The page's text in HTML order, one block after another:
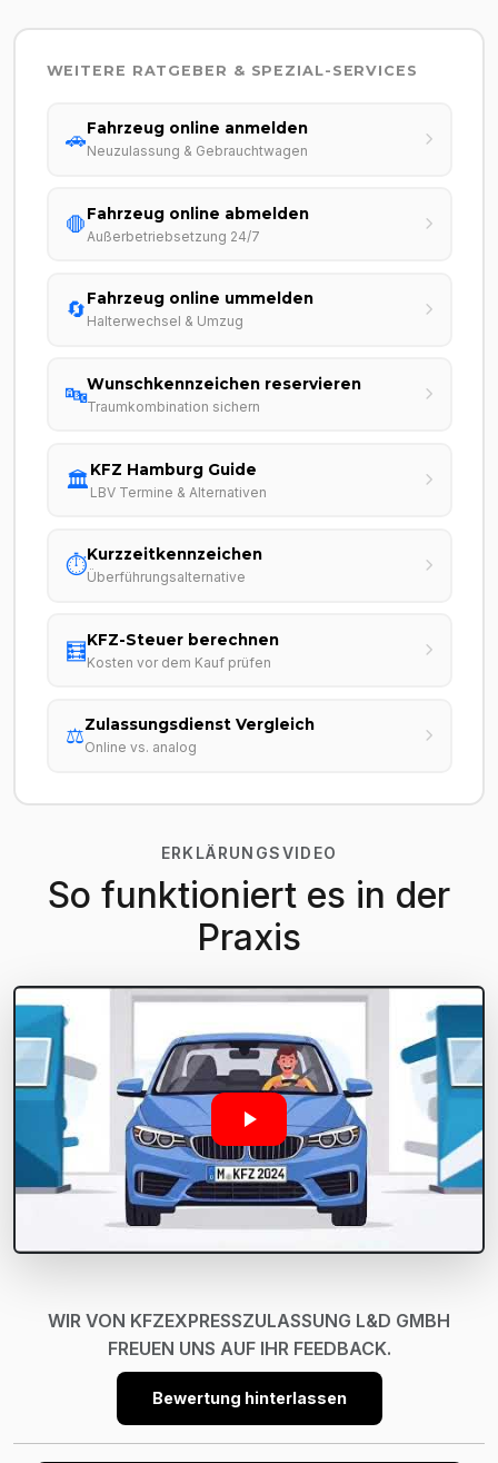
WEITERE RATGEBER & SPEZIAL-SERVICES
🚗Fahrzeug online anmelden
Neuzulassung & Gebrauchtwagen
🛑Fahrzeug online abmelden
Außerbetriebsetzung 24/7
🔄Fahrzeug online ummelden
Halterwechsel & Umzug
🔤Wunschkennzeichen reservieren
Traumkombination sichern
🏛️KFZ Hamburg Guide
LBV Termine & Alternativen
⏱️Kurzzeitkennzeichen
Überführungsalternative
🧮KFZ-Steuer berechnen
Kosten vor dem Kauf prüfen
⚖️Zulassungsdienst Vergleich
Online vs. analog
ERKLÄRUNGSVIDEO
So funktioniert es in der
Praxis
WIR VON KFZEXPRESSZULASSUNG L&D GMBH
FREUEN UNS AUF IHR FEEDBACK.
Bewertung hinterlassen